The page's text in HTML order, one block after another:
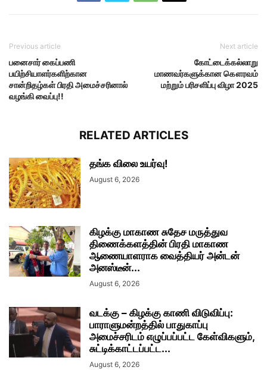
Previous article
பனைசார் கைப்பணி
பயிற்சியாளர்களிற்கான
சான்றிதழ்கள் பிரதி அமைச்சரினால்
வழங்கி வைப்பு!!
Next article
கோட்டைக்கல்லாறு
மாணவர்களுக்கான கௌரவம்
மற்றும் பரிசளிப்பு விழா 2025
RELATED ARTICLES
தங்க விலை உயர்வு!
August 6, 2026
கிழக்கு மாகாண சுதேச மருத்துவ
திணைக்களத்தின் பிரதி மாகாண
ஆணையாளராக வைத்தியர் அன்டன்
அனஸ்டீன்...
August 6, 2026
வடக்கு – கிழக்கு காணி விடுவிப்பு:
பாராளுமன்றத்தில் பாதுகாப்பு
அமைச்சரிடம் எழுப்பப்பட்ட கேள்விகளும்,
சுட்டிக்காட்டப்பட்ட...
August 6, 2026